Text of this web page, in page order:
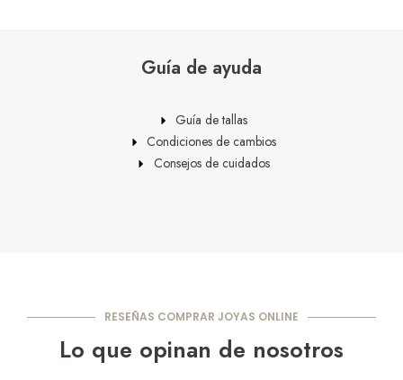
Guía de ayuda
Guía de tallas
Condiciones de cambios
Consejos de cuidados
RESEÑAS COMPRAR JOYAS ONLINE
Lo que opinan de nosotros